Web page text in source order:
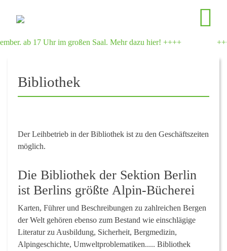
ab 17 Uhr im großen Saal. Mehr dazu hier! ++++ ++++
Bibliothek
Der Leihbetrieb in der Bibliothek ist zu den Geschäftszeiten
möglich.
Die Bibliothek der Sektion Berlin
ist Berlins größte Alpin-Bücherei
Karten, Führer und Beschreibungen zu zahlreichen Bergen
der Welt gehören ebenso zum Bestand wie einschlägige
Literatur zu Ausbildung, Sicherheit, Bergmedizin,
Alpingeschichte, Umweltproblematiken..... Bibliothek